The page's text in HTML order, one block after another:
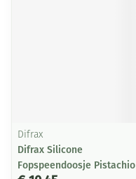
Difrax
Difrax Silicone
Fopspeendoosje Pistachio